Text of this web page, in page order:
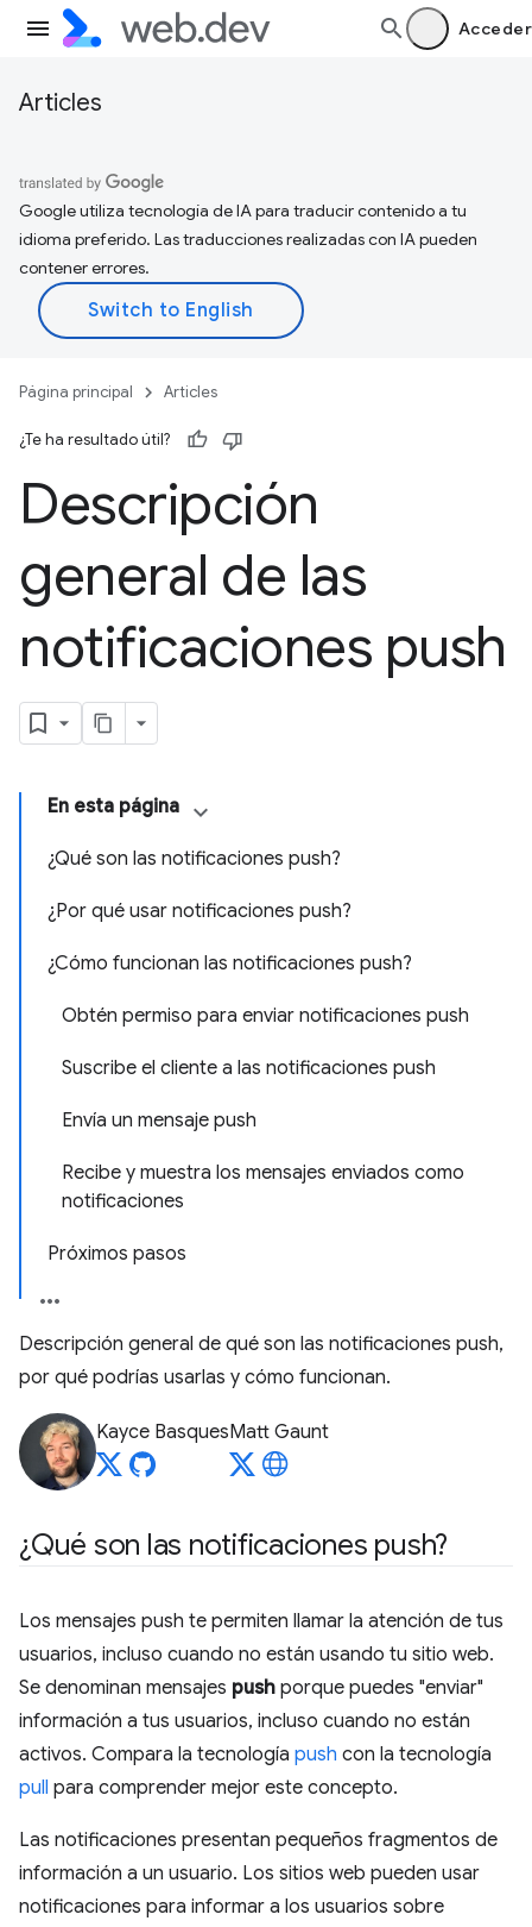
Acceder
Articles
Google utiliza tecnología de IA para traducir contenido a tu
idioma preferido. Las traducciones realizadas con IA pueden
contener errores.
Página principal Articles
¿Te ha resultado útil?
Descripción
general de las
notificaciones push
En esta página
¿Qué son las notificaciones push?
¿Por qué usar notificaciones push?
¿Cómo funcionan las notificaciones push?
Obtén permiso para enviar notificaciones push
Suscribe el cliente a las notificaciones push
Envía un mensaje push
Recibe y muestra los mensajes enviados como
notificaciones
Próximos pasos
Descripción general de qué son las notificaciones push,
por qué podrías usarlas y cómo funcionan.
Kayce BasquesMatt Gaunt
¿Qué son las notificaciones push?
Los mensajes push te permiten llamar la atención de tus
usuarios, incluso cuando no están usando tu sitio web.
Se denominan mensajes push porque puedes "enviar"
información a tus usuarios, incluso cuando no están
activos. Compara la tecnología push con la tecnología
pull para comprender mejor este concepto.
Las notificaciones presentan pequeños fragmentos de
información a un usuario. Los sitios web pueden usar
notificaciones para informar a los usuarios sobre